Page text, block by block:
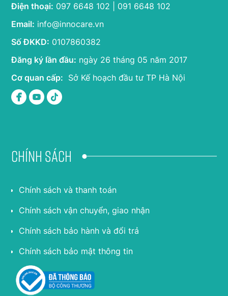
Điện thoại: 097 6648 102 | 091 6648 102
Email: info@innocare.vn
Số ĐKKD: 0107860382
Đăng ký lần đầu: ngày 26 tháng 05 năm 2017
Cơ quan cấp: Sở Kế hoạch đầu tư TP Hà Nội
Chính sách
Chính sách và thanh toán
Chính sách vận chuyển, giao nhận
Chính sách bảo hành và đổi trả
Chính sách bảo mật thông tin